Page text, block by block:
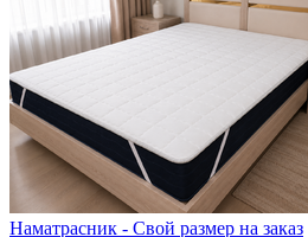
Наматрасник - Свой размер на заказ